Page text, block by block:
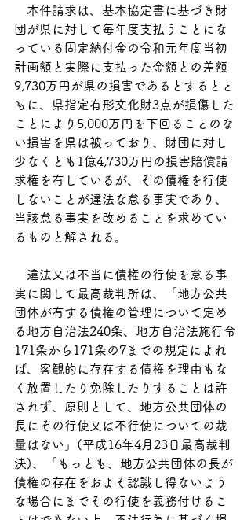
本件請求は、基本協定書に基づき財
団が県に対して毎年度支払うことにな
っている固定納付金の令和元年度当初
計画額と実際に支払った金額との差額
9,730万円が県の損害であるとするとと
もに、県指定有形文化財3点が損傷した
ことにより5,000万円を下回ることのな
い損害を県は被っており、財団に対し
少なくとも1億4,730万円の損害賠償請
求権を有しているが、その債権を行使
しないことが違法な怠る事実であり、
当該怠る事実を改めることを求めてい
るものと解される。
違法又は不当に債権の行使を怠る事
実に関して最高裁判所は、「地方公共
団体が有する債権の管理について定め
る地方自治法240条、地方自治法施行令
171条から171条の7までの規定によれ
ば、客観的に存在する債権を理由もな
く放置したり免除したりすることは許
されず、原則として、地方公共団体の
長にその行使又は不行使についての裁
量はない」(平成16年4月23日最高裁判
決)、「もっとも、地方公共団体の長が
債権の存在をおよそ認識し得ないよう
な場合にまでその行使を義務付けるこ